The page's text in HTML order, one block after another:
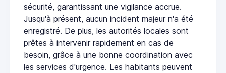
sécurité, garantissant une vigilance accrue.
Jusqu'à présent, aucun incident majeur n'a été
enregistré. De plus, les autorités locales sont
prêtes à intervenir rapidement en cas de
besoin, grâce à une bonne coordination avec
les services d'urgence. Les habitants peuvent